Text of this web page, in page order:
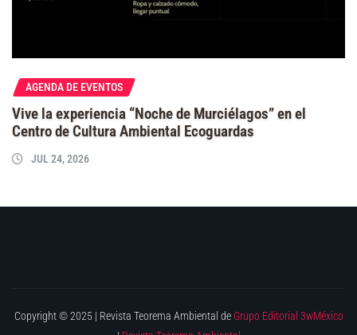
AGENDA DE EVENTOS
Vive la experiencia “Noche de Murciélagos” en el
Centro de Cultura Ambiental Ecoguardas
JUL 24, 2026
Copyright © 2025 | Revista Teorema Ambiental de Grupo Editorial 3wMéxico